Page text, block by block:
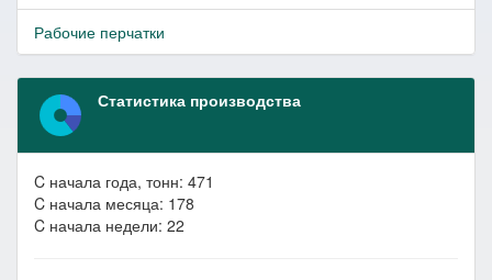
Рабочие перчатки
Статистика производства
C начала года, тонн: 471
C начала месяца: 178
C начала недели: 22